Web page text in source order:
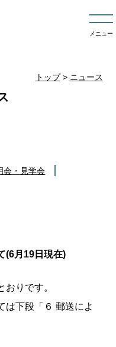
メニュー
トップ> ニュース
会・見学会
(6月19日現在)
りです。
は下段「６ 郵送によ